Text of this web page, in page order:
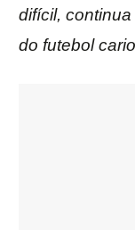
difícil,
do futebol